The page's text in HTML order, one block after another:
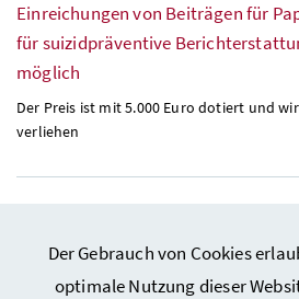
Der Gebrauch von Cookies
optimale Nutzung dieser
Einreichungen von Beiträgen für
für suizidpräventive
möglich
Der Preis ist mit 5.000 Euro dotiert und
verliehen